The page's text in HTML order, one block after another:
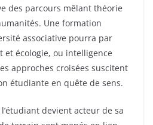
des parcours mêlant théorie
Une formation
associative pourra par
et écologie, ou intelligence
approches croisées suscitent
étudiante en quête de sens.
devient acteur de sa